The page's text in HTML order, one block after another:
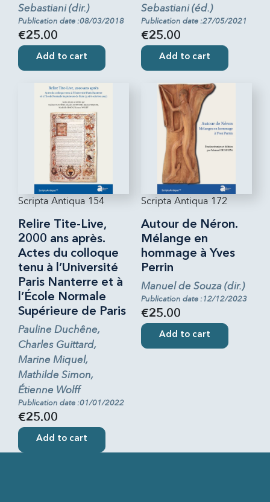
Sebastiani (dir.)
Publication date :08/03/2018
€25.00
Add to cart
Sebastiani (éd.)
Publication date :27/05/2021
€25.00
Add to cart
Scripta Antiqua 154
Relire Tite-Live,
2000 ans après.
Actes du colloque
tenu à l’Université
Paris Nanterre et à
l’École Normale
Supérieure de Paris
Pauline Duchêne,
Charles Guittard,
Marine Miquel,
Mathilde Simon,
Étienne Wolff
Publication date :01/01/2022
€25.00
Add to cart
Scripta Antiqua 172
Autour de Néron.
Mélange en
hommage à Yves
Perrin
Manuel de Souza (dir.)
Publication date :12/12/2023
€25.00
Add to cart